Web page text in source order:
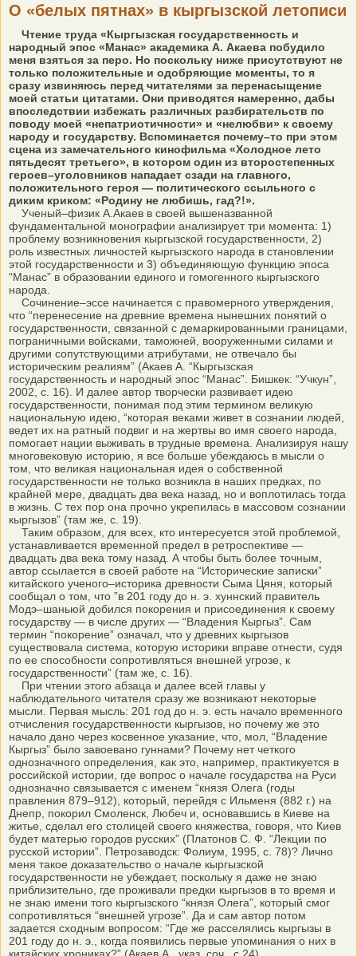
О «белых пятнах» в кыргызской летописи
Чтение труда «Кыргызская государственность и
народный эпос «Манас» академика А. Акаева побудило
меня взяться за перо. Но поскольку ниже присутствуют не
только положительные и одобряющие моменты, то я
сразу извиняюсь перед читателями за перенасыщение
моей статьи цитатами. Они приводятся намеренно, дабы
впоследствии избежать различных разбирательств по
поводу моей «непатриотичности» и «нелюбви» к своему
народу и государству. Вспоминается почему–то при этом
сцена из замечательного кинофильма «Холодное лето
пятьдесят третьего», в котором один из второстепенных
героев–уголовников нападает сзади на главного,
положительного героя — политического ссыльного с
диким криком: «Родину не любишь, гад?!».
Ученый–физик А.Акаев в своей вышеназванной
фундаментальной монографии анализирует три момента: 1)
проблему возникновения кыргызской государственности, 2)
роль известных личностей кыргызского народа в становлении
этой государственности и 3) объединяющую функцию эпоса
“Манас” в образовании единого и гомогенного кыргызского
народа.
Сочинение–эссе начинается с правомерного утверждения,
что “перенесение на древние времена нынешних понятий о
государственности, связанной с демаркированными границами,
пограничными войсками, таможней, вооруженными силами и
другими сопутствующими атрибутами, не отвечало бы
историческим реалиям” (Акаев А. “Кыргызская
государственность и народный эпос “Манас”. Бишкек: “Учкун”,
2002, с. 16). И далее автор творчески развивает идею
государственности, понимая под этим термином великую
национальную идею, “которая веками живет в сознании людей,
ведет их на ратный подвиг и на жертвы во имя своего народа,
помогает нации выживать в трудные времена. Анализируя нашу
многовековую историю, я все больше убеждаюсь в мысли о
том, что великая национальная идея о собственной
государственности не только возникла в наших предках, по
крайней мере, двадцать два века назад, но и воплотилась тогда
в жизнь. С тех пор она прочно укрепилась в массовом сознании
кыргызов” (там же, с. 19).
Таким образом, для всех, кто интересуется этой проблемой,
устанавливается временной предел в ретроспективе —
двадцать два века тому назад. А чтобы быть более точным,
автор ссылается в своей работе на “Исторические записки”
китайского ученого–историка древности Сыма Цяня, который
сообщал о том, что ”в 201 году до н. э. хуннский правитель
Модэ–шаньюй добился покорения и присоединения к своему
государству — в числе других — “Владения Кыргыз”. Сам
термин “покорение” означал, что у древних кыргызов
существовала система, которую историки вправе отнести, судя
по ее способности сопротивляться внешней угрозе, к
государственности” (там же, с. 16).
При чтении этого абзаца и далее всей главы у
наблюдательного читателя сразу же возникают некоторые
мысли. Первая мысль: 201 год до н. э. есть начало временного
отчисления государственности кыргызов, но почему же это
начало дано через косвенное указание, что, мол, “Владение
Кыргыз” было завоевано гуннами? Почему нет четкого
однозначного определения, как это, например, практикуется в
российской истории, где вопрос о начале государства на Руси
однозначно связывается с именем “князя Олега (годы
правления 879–912), который, перейдя с Ильменя (882 г.) на
Днепр, покорил Смоленск, Любеч и, основавшись в Киеве на
житье, сделал его столицей своего княжества, говоря, что Киев
будет матерью городов русских” (Платонов С. Ф. “Лекции по
русской истории”. Петрозаводск: Фолиум, 1995, с. 78)? Лично
меня такое доказательство о начале кыргызской
государственности не убеждает, поскольку я даже не знаю
приблизительно, где проживали предки кыргызов в то время и
не знаю имени того кыргызского “князя Олега”, который смог
сопротивляться “внешней угрозе”. Да и сам автор потом
задается сходным вопросом: “Где же расселялись кыргызы в
201 году до н. э., когда появились первые упоминания о них в